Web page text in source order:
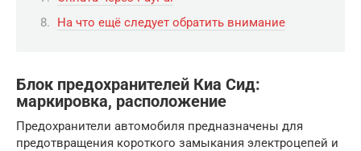
На что ещё следует обратить внимание
Блок предохранителей Киа Сид:
маркировка, расположение
Предохранители автомобиля предназначены для
предотвращения короткого замыкания электроцепей и